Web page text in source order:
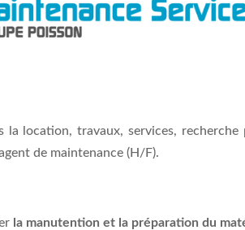
la location, travaux, services,
de maintenance (H/F).
la manutention et la préparation du